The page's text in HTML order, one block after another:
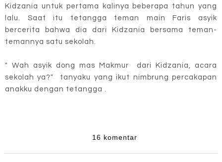
Kidzania untuk pertama kalinya beberapa tahun yang
lalu. Saat itu tetangga teman main Faris asyik
bercerita bahwa dia dari Kidzania bersama teman-
temannya satu sekolah.
" Wah asyik dong mas Makmur dari Kidzania, acara
sekolah ya?" tanyaku yang ikut nimbrung percakapan
anakku dengan tetangga .
16 komentar